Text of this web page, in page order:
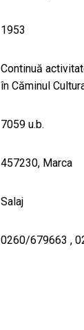
1953
Continuă
în Căminul
7059 u.b.
457230, Marca
Salaj
0260/679663 ,